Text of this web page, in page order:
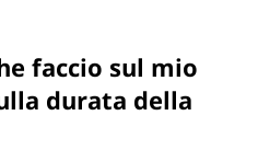
faccio sul mio
durata della